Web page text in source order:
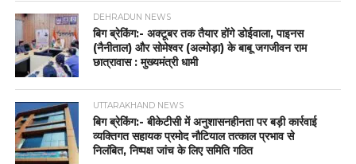
DEHRADUN NEWS
बिग ब्रेकिंग:- अक्टूबर तक तैयार होंगे डोईवाला, पाइनस
(नैनीताल) और सोमेश्वर (अल्मोड़ा) के बाबू जगजीवन राम
छात्रावास : मुख्यमंत्री धामी
UTTARAKHAND NEWS
बिग ब्रेकिंग:- बीकेटीसी में अनुशासनहीनता पर बड़ी कार्रवाई
व्यक्तिगत सहायक प्रमोद नौटियाल तत्काल प्रभाव से
निलंबित, निष्पक्ष जांच के लिए समिति गठित